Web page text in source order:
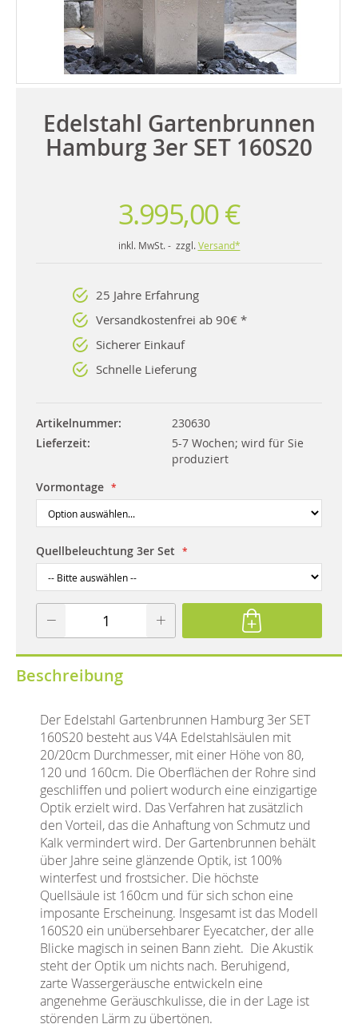
Edelstahl Gartenbrunnen
Hamburg 3er SET 160S20
3.995,00 €
inkl. MwSt. - zzgl. Versand*
25 Jahre Erfahrung
Versandkostenfrei ab 90€ *
Sicherer Einkauf
Schnelle Lieferung
Artikelnummer
230630
Lieferzeit
5-7 Wochen; wird für Sie
produziert
Vormontage
Quellbeleuchtung 3er Set
Beschreibung
Der Edelstahl Gartenbrunnen Hamburg 3er SET
160S20 besteht aus V4A Edelstahlsäulen mit
20/20cm Durchmesser, mit einer Höhe von 80,
120 und 160cm. Die Oberflächen der Rohre sind
geschliffen und poliert wodurch eine einzigartige
Optik erzielt wird. Das Verfahren hat zusätzlich
den Vorteil, das die Anhaftung von Schmutz und
Kalk vermindert wird. Der Gartenbrunnen behält
über Jahre seine glänzende Optik, ist 100%
winterfest und frostsicher. Die höchste
Quellsäule ist 160cm und für sich schon eine
imposante Erscheinung. Insgesamt ist das Modell
160S20 ein unübersehbarer Eyecatcher, der alle
Blicke magisch in seinen Bann zieht. Die Akustik
steht der Optik um nichts nach. Beruhigend,
zarte Wassergeräusche entwickeln eine
angenehme Geräuschkulisse, die in der Lage ist
störenden Lärm zu übertönen.